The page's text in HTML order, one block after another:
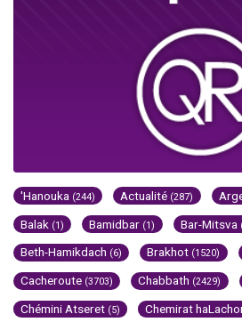
'Hanouka (244) Actualité (287)
Balak (1) Bamidbar (1) Bar-Mitsva
Beth-Hamikdach (6) Brakhot (1520)
Cacheroute (3703) Chabbath (2429)
Chémini Atseret (5) Chemirat